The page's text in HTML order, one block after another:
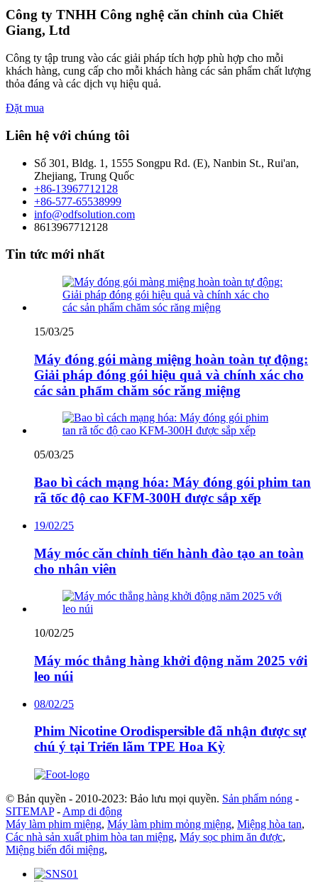
Công ty TNHH Công nghệ căn chỉnh của Chiết
Giang, Ltd
Công ty tập trung vào các giải pháp tích hợp phù hợp cho mỗi
khách hàng, cung cấp cho mỗi khách hàng các sản phẩm chất lượng
thỏa đáng và các dịch vụ hiệu quả.
Đặt mua
Liên hệ với chúng tôi
Số 301, Bldg. 1, 1555 Songpu Rd. (E), Nanbin St., Rui'an,
Zhejiang, Trung Quốc
+86-13967712128
+86-577-65538999
info@odfsolution.com
8613967712128
Tin tức mới nhất
15/03/25
Máy đóng gói màng miệng hoàn toàn tự động:
Giải pháp đóng gói hiệu quả và chính xác cho
các sản phẩm chăm sóc răng miệng
05/03/25
Bao bì cách mạng hóa: Máy đóng gói phim tan
rã tốc độ cao KFM-300H được sắp xếp
19/02/25
Máy móc căn chỉnh tiến hành đào tạo an toàn
cho nhân viên
10/02/25
Máy móc thẳng hàng khởi động năm 2025 với
leo núi
08/02/25
Phim Nicotine Orodispersible đã nhận được sự
chú ý tại Triển lãm TPE Hoa Kỳ
© Bản quyền - 2010-2023: Bảo lưu mọi quyền. Sản phẩm nóng -
SITEMAP- Amp di động
Máy làm phim miệng, Máy làm phim mỏng miệng, Miệng hòa tan,
Các nhà sản xuất phim hòa tan miệng, Máy sọc phim ăn được,
Miệng biến đổi miệng,